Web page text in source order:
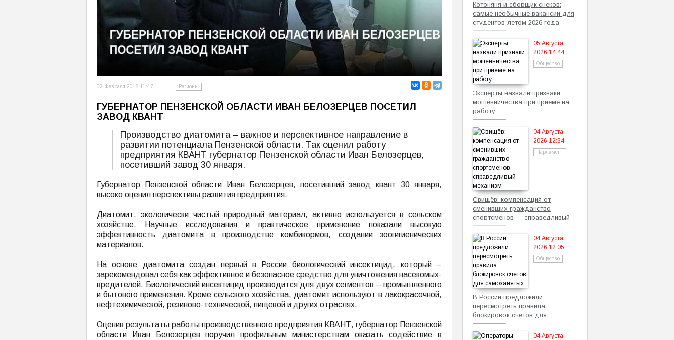
02 Февраля 2018 11:47 Регионы
ГУБЕРНАТОР ПЕНЗЕНСКОЙ ОБЛАСТИ ИВАН БЕЛОЗЕРЦЕВ ПОСЕТИЛ
ЗАВОД КВАНТ
Производство диатомита – важное и перспективное направление в
развитии потенциала Пензенской области. Так оценил работу
предприятия КВАНТ губернатор Пензенской области Иван Белозерцев,
посетивший завод 30 января.
Губернатор Пензенской области Иван Белозерцев, посетивший завод квант 30 января,
высоко оценил перспективы развития предприятия.
Диатомит, экологически чистый природный материал, активно используется в сельском
хозяйстве. Научные исследования и практическое применение показали высокую
эффективность диатомита в производстве комбикормов, создании зоогигиенических
материалов.
На основе диатомита создан первый в России биологический инсектицид, который –
зарекомендовал себя как эффективное и безопасное средство для уничтожения насекомых-
вредителей. Биологический инсектицид производится для двух сегментов – промышленного
и бытового применения. Кроме сельского хозяйства, диатомит используют в лакокрасочной,
нефтехимической, резиново-технической, пищевой и других отраслях.
Оценив результаты работы производственного предприятия КВАНТ, губернатор Пензенской
области Иван Белозерцев поручил профильным министерствам оказать содействие в
Котоняня и сборщик снеков:
самые необычные вакансии для
студентов летом 2026 года
05 Августа
2026 14:44
Общество
Эксперты назвали признаки
мошенничества при приёме на
работу
04 Августа
2026 12:34
Парламент
Свищёв: компенсация от
сменивших гражданство
спортсменов — справедливый
механизм
04 Августа
2026 12:05
Общество
В России предложили
пересмотреть правила
блокировок счетов для
самозанятых
04 Августа